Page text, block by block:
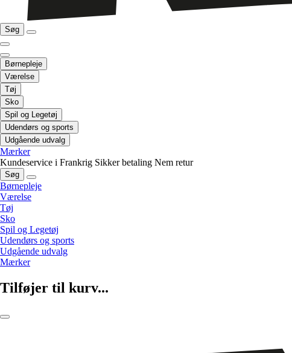
Søg
Børnepleje
Værelse
Tøj
Sko
Spil og Legetøj
Udendørs og sports
Udgående udvalg
Mærker
Kundeservice i Frankrig Sikker betaling Nem retur
Søg
Børnepleje
Værelse
Tøj
Sko
Spil og Legetøj
Udendørs og sports
Udgående udvalg
Mærker
Tilføjer til kurv...